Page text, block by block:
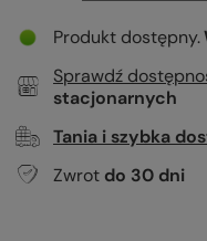
Produkt dostępny
Sprawdź
stacjonarnych
Tania i szybka
Zwrot do 30 dni